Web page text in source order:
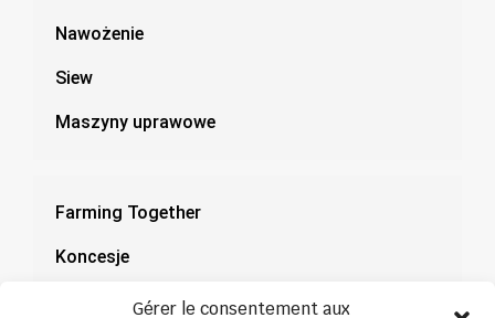
Gérer le consentement aux
Nawożenie
Siew
Maszyny uprawowe
Farming Together
Koncesje
Dokumentacja